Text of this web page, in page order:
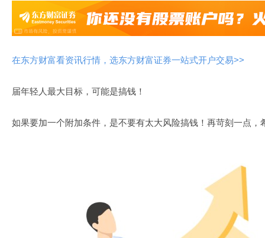
在东方财富看资讯行情，选东方财富证券一站式开户交易>>
届年轻人最大目标，可能是搞钱！
如果要加一个附加条件，是不要有太大风险搞钱！再苛刻一点，